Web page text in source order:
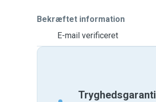
Bekræftet information
E-mail verificeret
Tryghedsgaranti